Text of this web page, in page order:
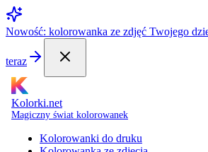
Nowość: kolorowanka ze zdjęć Twojego
teraz
Kolorki.net
Magiczny świat kolorowanek
Kolorowanki do druku